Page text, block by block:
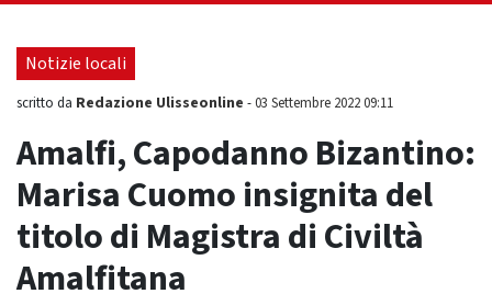
Notizie locali
scritto da Redazione Ulisseonline -03 Settembre 2022 09:11
Amalfi, Capodanno Bizantino:
Marisa Cuomo insignita del
titolo di Magistra di Civiltà
Amalfitana